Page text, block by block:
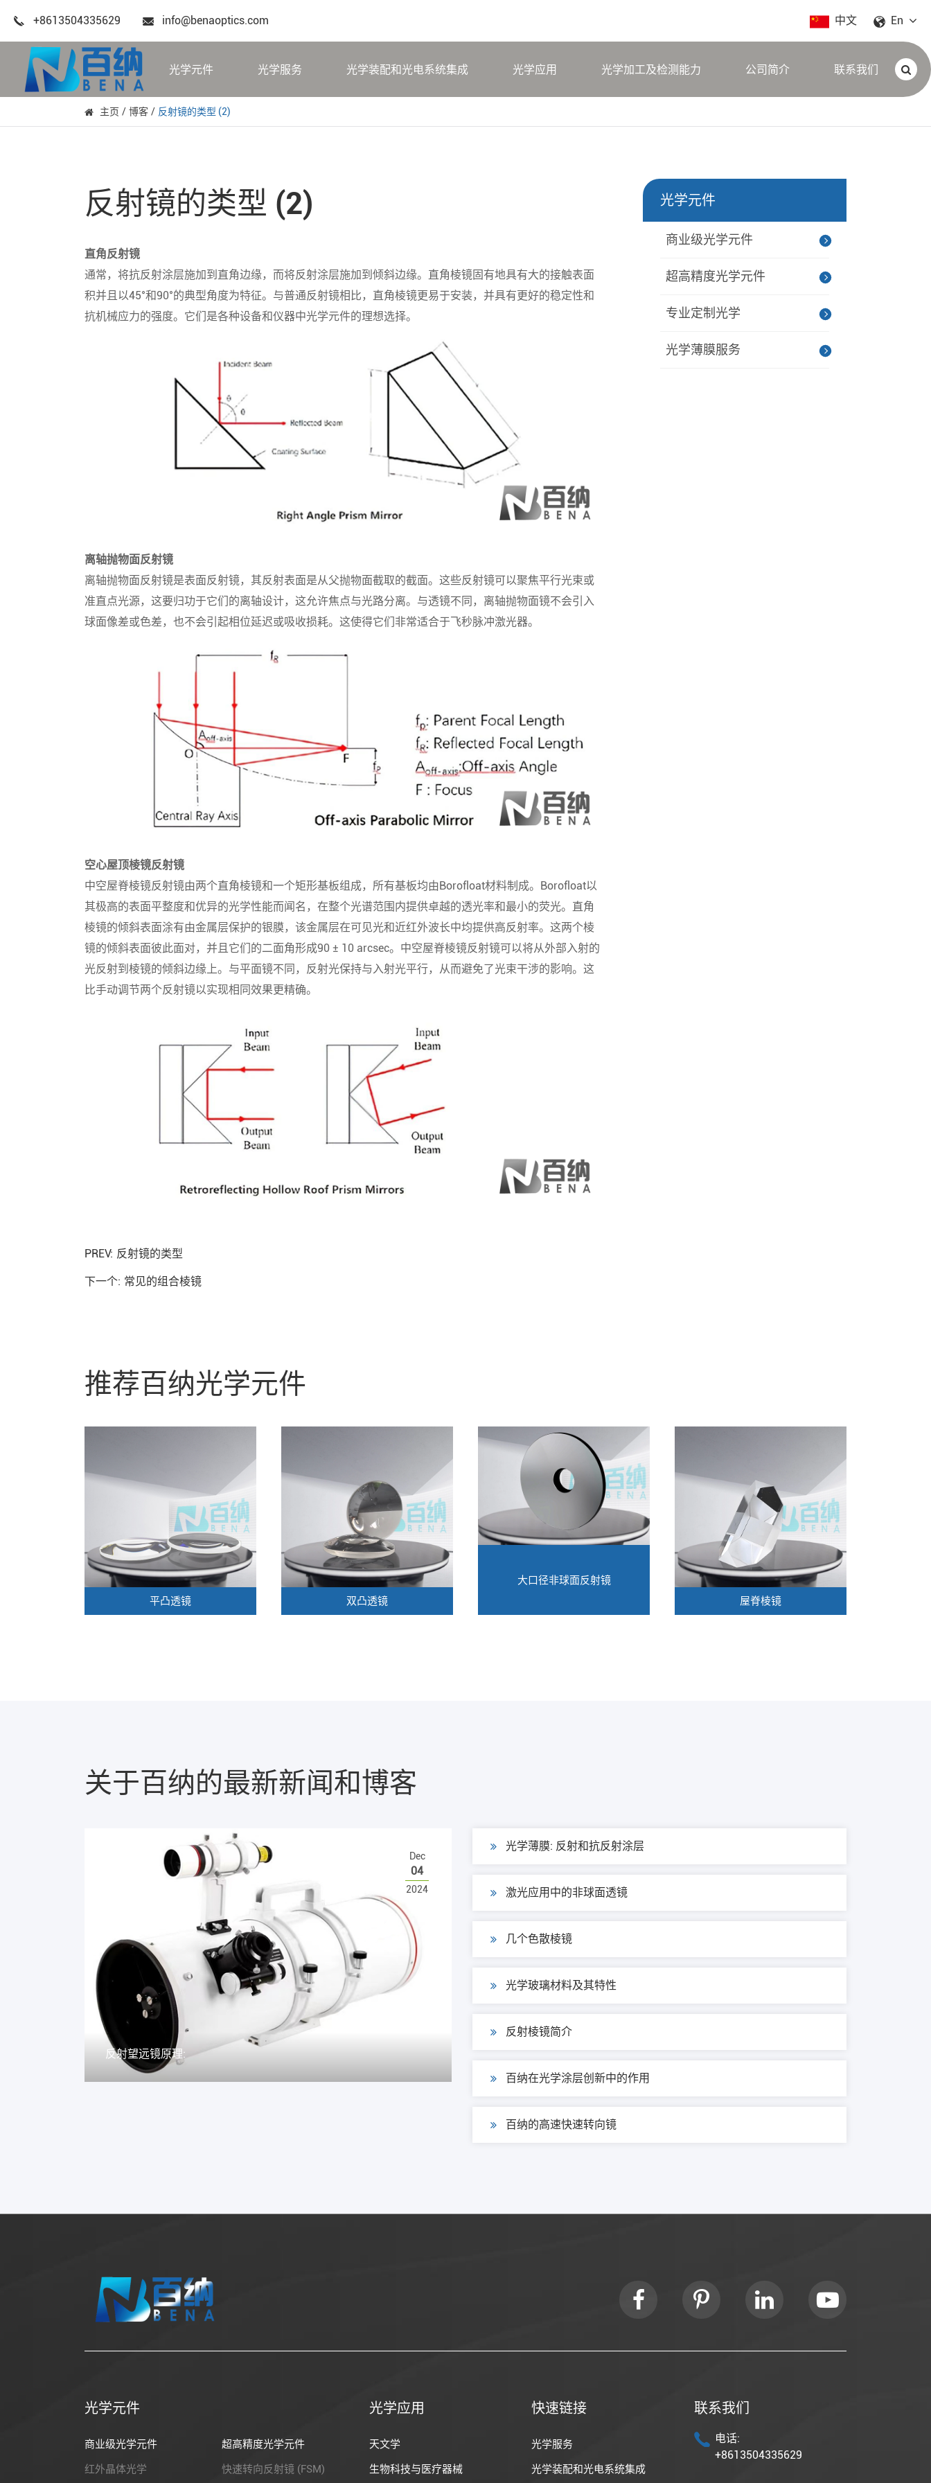
+8613504335629 info@benaoptics.com 中文 En
光学元件 光学服务 光学装配和光电系统集成 光学应用 光学加工及检测能力 公司简介 联系我们
主页 博客 反射镜的类型 (2)
反射镜的类型 (2)
直角反射镜
通常，将抗反射涂层施加到直角边缘，而将反射涂层施加到倾斜边缘。直角棱镜固有地具有大的接触表面
积并且以45°和90°的典型角度为特征。与普通反射镜相比，直角棱镜更易于安装，并具有更好的稳定性和
抗机械应力的强度。它们是各种设备和仪器中光学元件的理想选择。
离轴抛物面反射镜
离轴抛物面反射镜是表面反射镜，其反射表面是从父抛物面截取的截面。这些反射镜可以聚焦平行光束或
准直点光源，这要归功于它们的离轴设计，这允许焦点与光路分离。与透镜不同，离轴抛物面镜不会引入
球面像差或色差，也不会引起相位延迟或吸收损耗。这使得它们非常适合于飞秒脉冲激光器。
空心屋顶棱镜反射镜
中空屋脊棱镜反射镜由两个直角棱镜和一个矩形基板组成，所有基板均由Borofloat材料制成。Borofloat以
其极高的表面平整度和优异的光学性能而闻名，在整个光谱范围内提供卓越的透光率和最小的荧光。直角
棱镜的倾斜表面涂有由金属层保护的银膜，该金属层在可见光和近红外波长中均提供高反射率。这两个棱
镜的倾斜表面彼此面对，并且它们的二面角形成90 ± 10 arcsec。中空屋脊棱镜反射镜可以将从外部入射的
光反射到棱镜的倾斜边缘上。与平面镜不同，反射光保持与入射光平行，从而避免了光束干涉的影响。这
比手动调节两个反射镜以实现相同效果更精确。
PREV: 反射镜的类型
下一个: 常见的组合棱镜
光学元件
商业级光学元件
超高精度光学元件
专业定制光学
光学薄膜服务
推荐百纳光学元件
平凸透镜 双凸透镜
大口径非球面反射镜
屋脊棱镜
关于百纳的最新新闻和博客
Dec
04
2024
反射望远镜原理:
光学薄膜: 反射和抗反射涂层
激光应用中的非球面透镜
几个色散棱镜
光学玻璃材料及其特性
反射棱镜简介
百纳在光学涂层创新中的作用
百纳的高速快速转向镜
光学元件
商业级光学元件
红外晶体光学
超高精度光学元件
快速转向反射镜 (FSM)
光学应用
天文学
生物科技与医疗器械
快速链接
光学服务
光学装配和光电系统集成
联系我们
电话:
+8613504335629